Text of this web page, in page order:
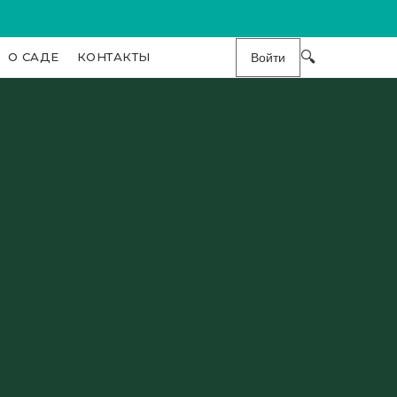
О САДЕ КОНТАКТЫ Войти 🔍